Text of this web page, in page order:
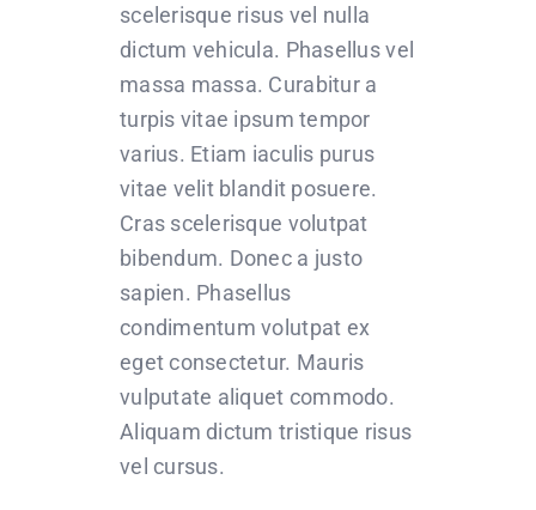
scelerisque risus vel nulla
dictum vehicula. Phasellus vel
massa massa. Curabitur a
turpis vitae ipsum tempor
varius. Etiam iaculis purus
vitae velit blandit posuere.
Cras scelerisque volutpat
bibendum. Donec a justo
sapien. Phasellus
condimentum volutpat ex
eget consectetur. Mauris
vulputate aliquet commodo.
Aliquam dictum tristique risus
vel cursus.